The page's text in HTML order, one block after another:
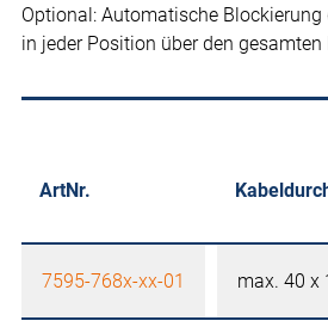
Optional: Automatische
in jeder Position über den gesamten
ArtNr.
7595-768x-xx-01 max. 40 x